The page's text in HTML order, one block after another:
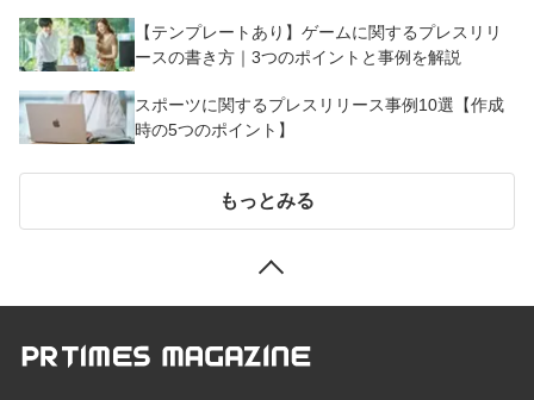
【テンプレートあり】ゲームに関するプレスリリ
ースの書き方｜3つのポイントと事例を解説
スポーツに関するプレスリリース事例10選【作成
時の5つのポイント】
もっとみる